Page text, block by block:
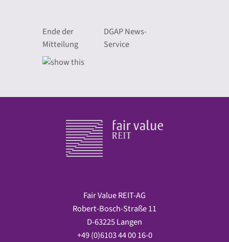
Ende der
Mitteilung
DGAP News-
Service
Fair Value REIT-AG
Robert-Bosch-Straße 11
D-63225 Langen
+49 (0)6103 44 00 16-0